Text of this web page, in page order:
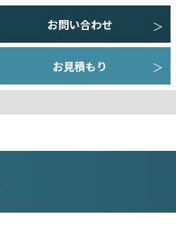
お問い合わせ
お見積もり